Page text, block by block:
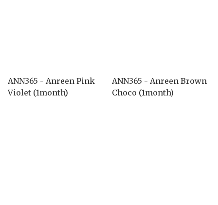
ANN365 - Anreen Pink
Violet (1month)
ANN365 - Anreen Brown
Choco (1month)